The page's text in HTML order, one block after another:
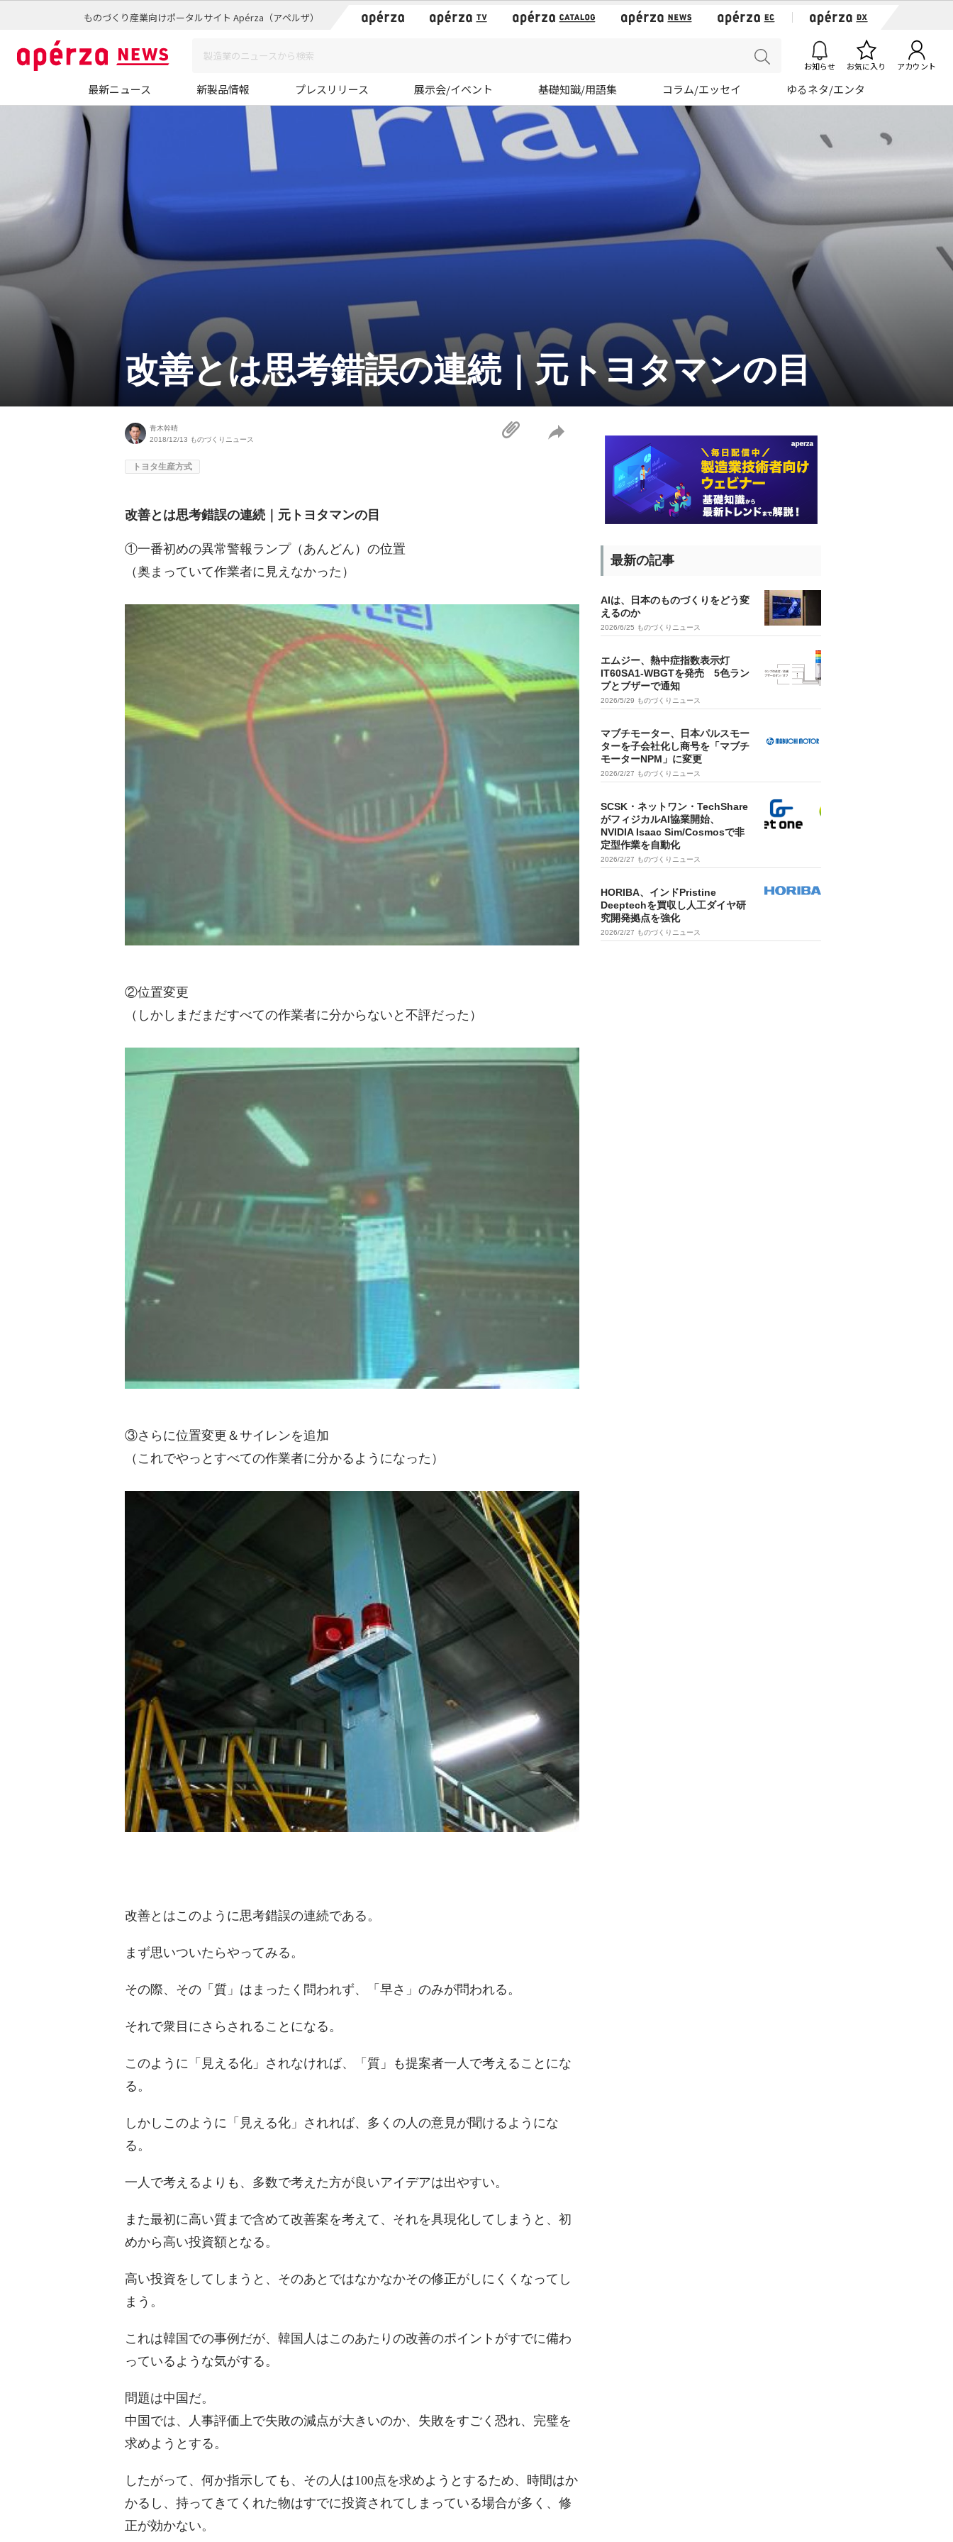
ものづくり産業向けポータルサイト Apérza（アペルザ）
お知らせ お気に入り アカウント
最新ニュース 新製品情報 プレスリリース 展示会/イベント 基礎知識/用語集 コラム/エッセイ ゆるネタ/エンタ
改善とは思考錯誤の連続｜元トヨタマンの目
青木幹晴
2018/12/13 ものづくりニュース
トヨタ生産方式
改善とは思考錯誤の連続｜元トヨタマンの目
①一番初めの異常警報ランプ（あんどん）の位置
（奥まっていて作業者に見えなかった）
②位置変更
（しかしまだまだすべての作業者に分からないと不評だった）
③さらに位置変更＆サイレンを追加
（これでやっとすべての作業者に分かるようになった）
改善とはこのように思考錯誤の連続である。
まず思いついたらやってみる。
その際、その「質」はまったく問われず、「早さ」のみが問われる。
それで衆目にさらされることになる。
このように「見える化」されなければ、「質」も提案者一人で考えることにな
る。
しかしこのように「見える化」されれば、多くの人の意見が聞けるようにな
る。
一人で考えるよりも、多数で考えた方が良いアイデアは出やすい。
また最初に高い質まで含めて改善案を考えて、それを具現化してしまうと、初
めから高い投資額となる。
高い投資をしてしまうと、そのあとではなかなかその修正がしにくくなってし
まう。
これは韓国での事例だが、韓国人はこのあたりの改善のポイントがすでに備わ
っているような気がする。
問題は中国だ。
中国では、人事評価上で失敗の減点が大きいのか、失敗をすごく恐れ、完璧を
求めようとする。
したがって、何か指示しても、その人は100点を求めようとするため、時間はか
かるし、持ってきてくれた物はすでに投資されてしまっている場合が多く、修
正が効かない。
最新の記事
AIは、日本のものづくりをどう変
えるのか
2026/6/25 ものづくりニュース
エムジー、熱中症指数表示灯
IT60SA1-WBGTを発売 5色ラン
プとブザーで通知
2026/5/29 ものづくりニュース
マブチモーター、日本パルスモー
ターを子会社化し商号を「マブチ
モーターNPM」に変更
2026/2/27 ものづくりニュース
SCSK・ネットワン・TechShare
がフィジカルAI協業開始、
NVIDIA Isaac Sim/Cosmosで非
定型作業を自動化
2026/2/27 ものづくりニュース
HORIBA、インドPristine
Deeptechを買収し人工ダイヤ研
究開発拠点を強化
2026/2/27 ものづくりニュース